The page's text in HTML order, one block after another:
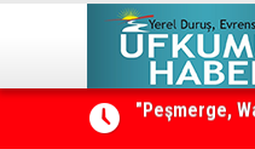
Neçirvan